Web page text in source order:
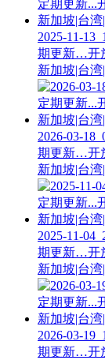
2025-11-
期更新…开
新加坡|台
2026-03-
期更新…开
新加坡|台
2025-11-
期更新…开
新加坡|台
2026-03-
期更新…开